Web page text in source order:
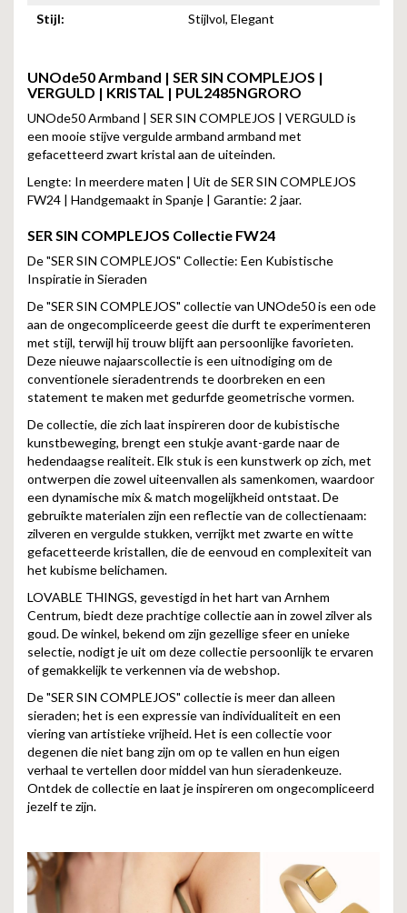
Stijl:
Stijlvol, Elegant
UNOde50 Armband | SER SIN COMPLEJOS |
VERGULD | KRISTAL | PUL2485NGRORO
UNOde50 Armband | SER SIN COMPLEJOS | VERGULD is
een mooie stijve vergulde armband armband met
gefacetteerd zwart kristal aan de uiteinden.
Lengte: In meerdere maten | Uit de SER SIN COMPLEJOS
FW24 | Handgemaakt in Spanje | Garantie: 2 jaar.
SER SIN COMPLEJOS Collectie FW24
De "SER SIN COMPLEJOS" Collectie: Een Kubistische
Inspiratie in Sieraden
De "SER SIN COMPLEJOS" collectie van UNOde50 is een ode
aan de ongecompliceerde geest die durft te experimenteren
met stijl, terwijl hij trouw blijft aan persoonlijke favorieten.
Deze nieuwe najaarscollectie is een uitnodiging om de
conventionele sieradentrends te doorbreken en een
statement te maken met gedurfde geometrische vormen.
De collectie, die zich laat inspireren door de kubistische
kunstbeweging, brengt een stukje avant-garde naar de
hedendaagse realiteit. Elk stuk is een kunstwerk op zich, met
ontwerpen die zowel uiteenvallen als samenkomen, waardoor
een dynamische mix & match mogelijkheid ontstaat. De
gebruikte materialen zijn een reflectie van de collectienaam:
zilveren en vergulde stukken, verrijkt met zwarte en witte
gefacetteerde kristallen, die de eenvoud en complexiteit van
het kubisme belichamen.
LOVABLE THINGS, gevestigd in het hart van Arnhem
Centrum, biedt deze prachtige collectie aan in zowel zilver als
goud. De winkel, bekend om zijn gezellige sfeer en unieke
selectie, nodigt je uit om deze collectie persoonlijk te ervaren
of gemakkelijk te verkennen via de webshop.
De "SER SIN COMPLEJOS" collectie is meer dan alleen
sieraden; het is een expressie van individualiteit en een
viering van artistieke vrijheid. Het is een collectie voor
degenen die niet bang zijn om op te vallen en hun eigen
verhaal te vertellen door middel van hun sieradenkeuze.
Ontdek de collectie en laat je inspireren om ongecompliceerd
jezelf te zijn.